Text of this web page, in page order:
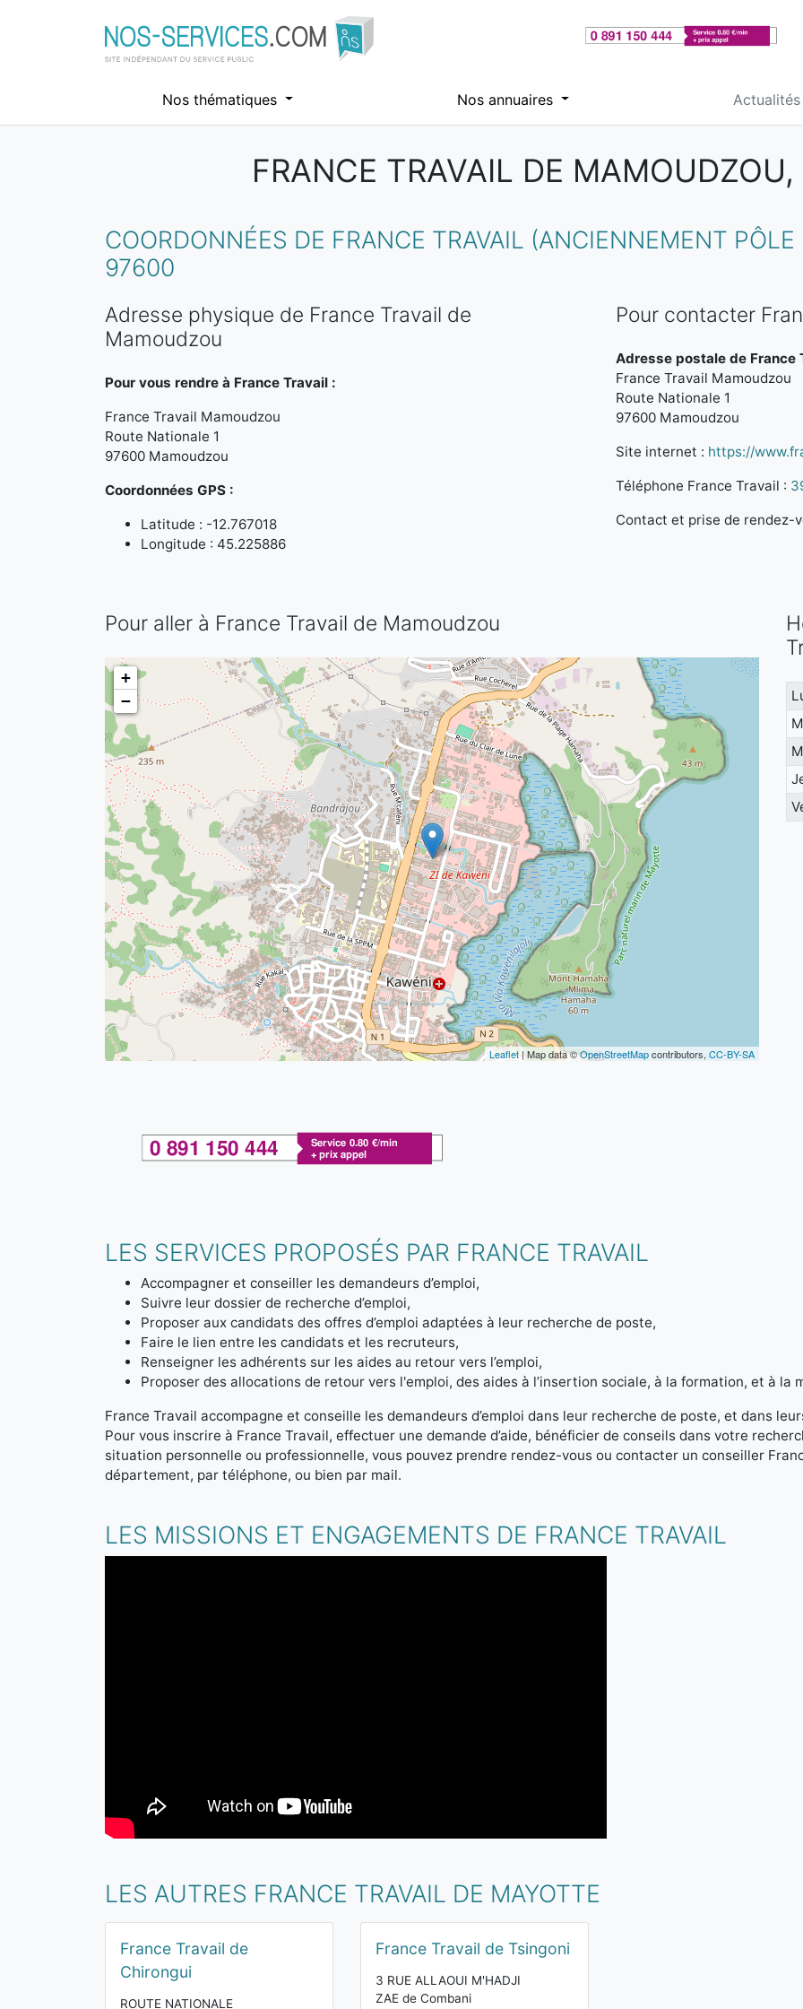
Nos thématiques Nos annuaires Actualités
FRANCE TRAVAIL DE
COORDONNÉES DE FRANCE TRAVAIL (ANCIENNEMENT
97600
Adresse physique de France Travail de
Mamoudzou
Pour vous rendre à France Travail :
France Travail Mamoudzou
Route Nationale 1
97600 Mamoudzou
Coordonnées GPS :
Latitude : -12.767018
Longitude : 45.225886
Pour contacter
Adresse postale de France
France Travail Mamoudzou
Route Nationale 1
97600 Mamoudzou
Site internet : https://
Téléphone France Travail :
Contact et prise de rendez-
Pour aller à France Travail de Mamoudzou
+
−
Leaflet | Map data ©OpenStreetMapcontributors,CC-BY-SA
LES SERVICES PROPOSÉS PAR FRANCE TRAVAIL
Accompagner et conseiller les demandeurs d’emploi,
Suivre leur dossier de recherche d’emploi,
Proposer aux candidats des offres d’emploi adaptées à leur recherche de poste,
Faire le lien entre les candidats et les recruteurs,
Renseigner les adhérents sur les aides au retour vers l’emploi,
Proposer des allocations de retour vers l'emploi, des aides à l’insertion sociale, à la formation, et à la
France Travail accompagne et conseille les demandeurs d’emploi dans leur recherche de poste, et dans
Pour vous inscrire à France Travail, effectuer une demande d’aide, bénéficier de conseils dans votre
situation personnelle ou professionnelle, vous pouvez prendre rendez-vous ou contacter un conseiller
département, par téléphone, ou bien par mail.
LES MISSIONS ET ENGAGEMENTS DE FRANCE TRAVAIL
LES AUTRES FRANCE TRAVAIL DE MAYOTTE
France Travail de
Chirongui
ROUTE NATIONALE
France Travail de Tsingoni
3 RUE ALLAOUI M'HADJI
ZAE de Combani